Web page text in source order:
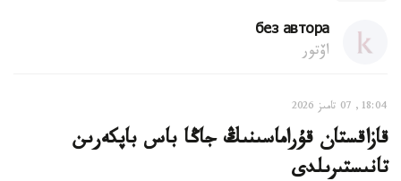
без автора
اۆتور
18:04, 07 تامىز 2026
قازاقستان قۇراماسىنىڭ جاڭا باس باپكەرىن
تانىستىرىلدى